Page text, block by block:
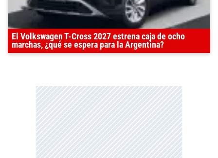
El Volkswagen T-Cross 2027 estrena caja de ocho
marchas, ¿qué se espera para la Argentina?